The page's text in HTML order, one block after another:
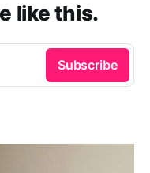
like this.
Subscribe